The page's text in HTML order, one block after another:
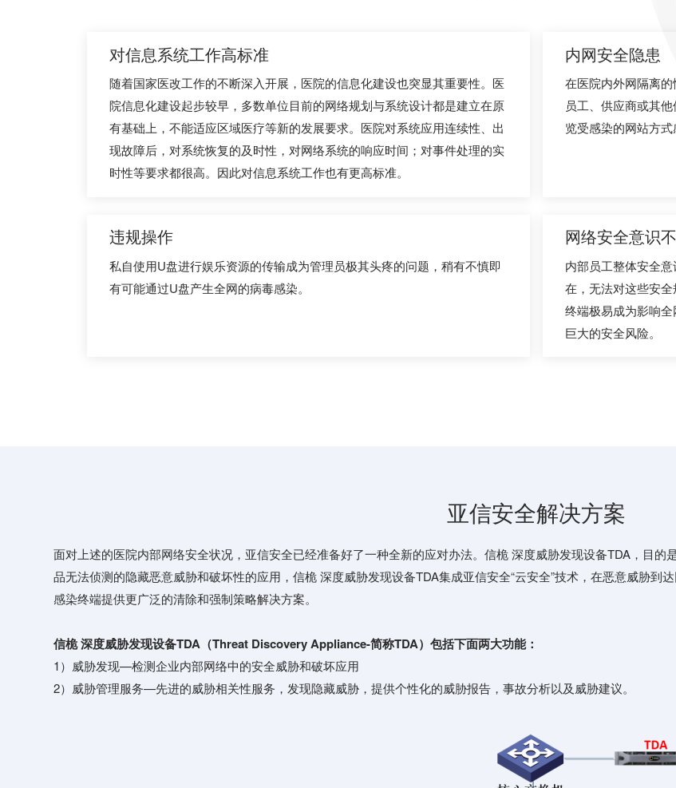
对信息系统工作高标准
随着国家医改工作的不断深入开展，医院的信息化建设也突显其重要性。医
院信息化建设起步较早，多数单位目前的网络规划与系统设计都是建立在原
有基础上，不能适应区域医疗等新的发展要求。医院对系统应用连续性、出
现故障后，对系统恢复的及时性，对网络系统的响应时间；对事件处理的实
时性等要求都很高。因此对信息系统工作也有更高标准。
内网安全隐患
在医院内外网隔离
员工、供应商或其
览受感染的网站方式
违规操作
私自使用U盘进行娱乐资源的传输成为管理员极其头疼的问题，稍有不慎即
有可能通过U盘产生全网的病毒感染。
网络安全意识
内部员工整体安全
在，无法对这些安
终端极易成为影响
巨大的安全风险。
亚信安全解决方案
面对上述的医院内部网络安全状况，亚信安全已经准备好了一种全新的应对办法。信桅 深度威胁发现设备TDA，目
品无法侦测的隐藏恶意威胁和破坏性的应用，信桅 深度威胁发现设备TDA集成亚信安全“云安全”技术，在恶意威胁到
感染终端提供更广泛的清除和强制策略解决方案。
信桅 深度威胁发现设备TDA（Threat Discovery Appliance-简称TDA）包括下面两大功能：
1）威胁发现—检测企业内部网络中的安全威胁和破坏应用
2）威胁管理服务—先进的威胁相关性服务，发现隐藏威胁，提供个性化的威胁报告，事故分析以及威胁建议。